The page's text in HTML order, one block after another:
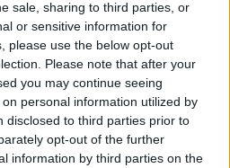
sale, sharing to third parties, or
or sensitive information for
please use the below opt-out
Please note that after your
you may continue seeing
personal information utilized by
disclosed to third parties prior to
opt-out of the further
information by third parties on the